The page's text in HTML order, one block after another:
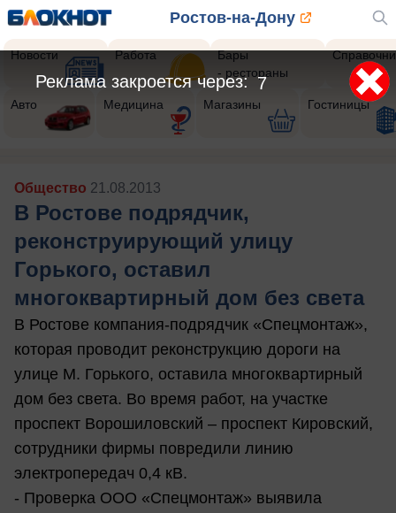
Ростов-на-Дону
Новости Работа
Бары
- рестораны
Авто Медицина Магазины Гостиницы
Общество 21.08.2013
В Ростове подрядчик,
реконструирующий улицу
Горького, оставил
многоквартирный дом без света
В Ростове компания-подрядчик «Спецмонтаж»,
которая проводит реконструкцию дороги на
улице М. Горького, оставила многоквартирный
дом без света. Во время работ, на участке
проспект Ворошиловский – проспект Кировский,
сотрудники фирмы повредили линию
электропередач 0,4 кВ.
- Проверка ООО «Спецмонтаж» выявила
5
Реклама закроется через: